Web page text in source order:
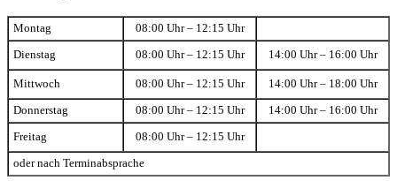
Montag 08:00 Uhr – 12:15 Uhr
Dienstag 08:00 Uhr – 12:15 Uhr 14:00 Uhr – 16:00 Uhr
Mittwoch 08:00 Uhr – 12:15 Uhr 14:00 Uhr – 18:00 Uhr
Donnerstag 08:00 Uhr – 12:15 Uhr 14:00 Uhr – 16:00 Uhr
Freitag 08:00 Uhr – 12:15 Uhr
oder nach Terminabsprache